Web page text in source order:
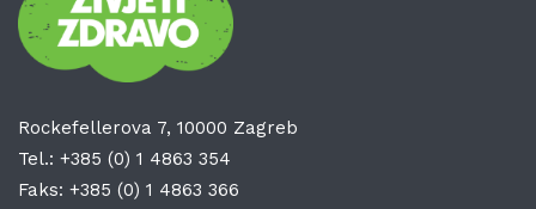
Rockefellerova 7, 10000 Zagreb
Tel.: +385 (0) 1 4863 354
Faks: +385 (0) 1 4863 366